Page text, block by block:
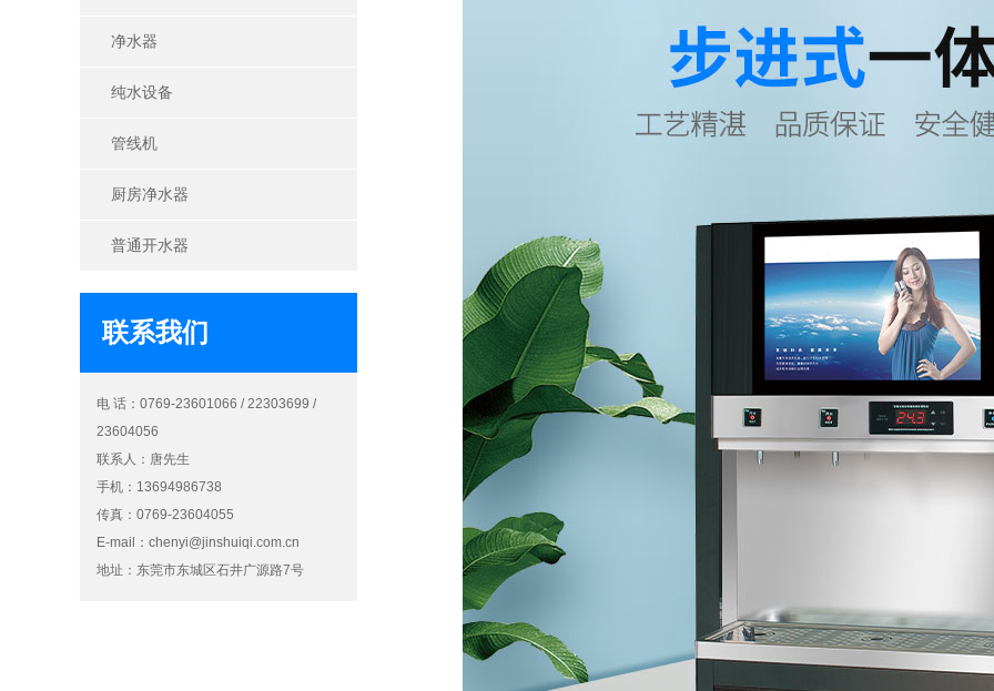
净水器
纯水设备
管线机
厨房净水器
普通开水器
联系我们
电 话：0769-23601066 / 22303699 /
23604056
联系人：唐先生
手机：13694986738
传真：0769-23604055
E-mail： chenyi@jinshuiqi.com.cn
地址：东莞市东城区石井广源路7号